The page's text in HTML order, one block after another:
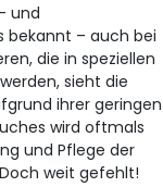
und
bekannt – auch bei
die in speziellen
sieht die
ihrer geringen
wird oftmals
und Pflege der
weit gefehlt!